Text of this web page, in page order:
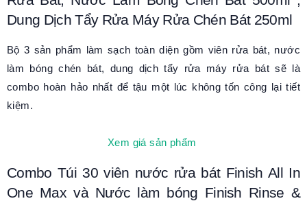
Dung Dịch Tẩy Rửa Máy Rửa Chén Bát 250ml
Bộ 3 sản phẩm làm sạch toàn diện gồm viên rửa bát, nước
làm bóng chén bát, dung dịch tẩy rửa máy rửa bát sẽ là
combo hoàn hảo nhất để tậu một lúc không tốn công lại tiết
kiệm.
Xem giá sản phẩm
Combo Túi 30 viên nước rửa bát Finish All In
One Max và Nước làm bóng Finish Rinse &